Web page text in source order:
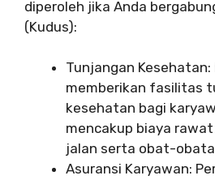
diperoleh jika Anda
(Kudus):
Tunjangan
memberikan fasilitas
kesehatan bagi
mencakup biaya
jalan serta obat-
Asuransi Karyawan: